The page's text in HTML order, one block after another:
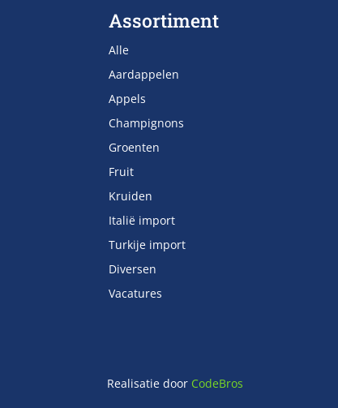
Assortiment
Alle
Aardappelen
Appels
Champignons
Groenten
Fruit
Kruiden
Italië import
Turkije import
Diversen
Vacatures
Realisatie door CodeBros